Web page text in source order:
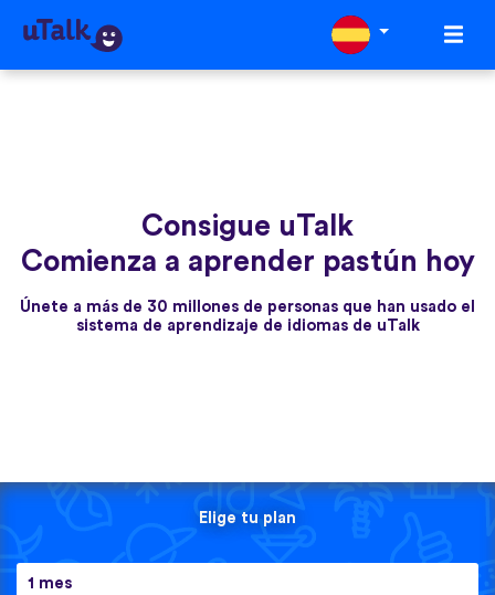
Consigue uTalk
Comienza a aprender pastún hoy
Únete a más de 30 millones de personas que han usado el
sistema de aprendizaje de idiomas de uTalk
Elige tu plan
1 mes